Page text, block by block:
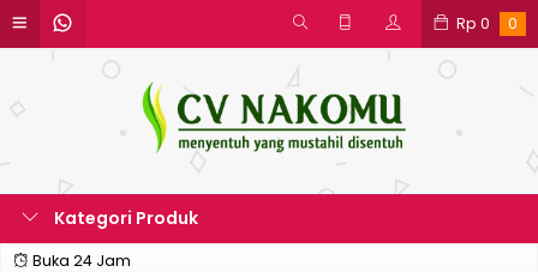
Rp 0 0
Kategori Produk
Buka 24 Jam